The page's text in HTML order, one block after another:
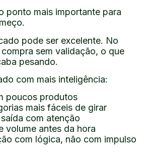
ponto mais importante para
pode ser excelente. No
sem validação, o que
pesando.
com mais inteligência:
poucos produtos
mais fáceis de girar
com atenção
volume antes da hora
com lógica, não com impulso